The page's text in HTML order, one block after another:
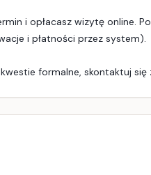
i opłacasz wizytę online.
i płatności przez system).
formalne, skontaktuj